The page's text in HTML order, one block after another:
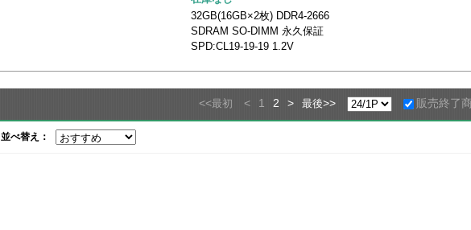
32GB(16GB×2枚) DDR4-2666
SDRAM SO-DIMM 永久保証
SPD:CL19-19-19 1.2V
<<最初 < 1 2 > 最後>> 販売終了
並べ替え：